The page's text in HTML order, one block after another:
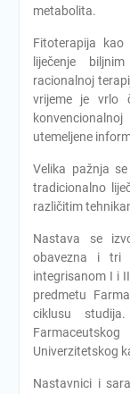
metabolita.
Fitoterapija kao
liječenje
racionalnoj
vrijeme je vrlo
utemeljene
Velika pažnja
tradicionalno
različitim
Nastava se
obavezna i tri
integrisanom I i
predmetu
ciklusu
Univerzitetskog
Nastavnici i